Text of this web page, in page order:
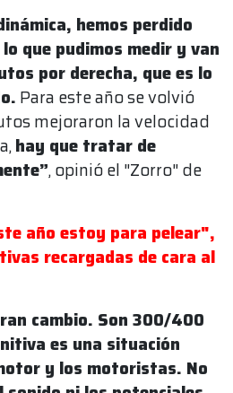
hemos perdido
que pudimos medir y van
por derecha, que es lo
Para este año se volvió
mejoraron la velocidad
hay que tratar de
, opinió el "Zorro" de
año estoy para pelear",
recargadas de cara al
cambio. Son 300/400
es una situación
y los motoristas. No